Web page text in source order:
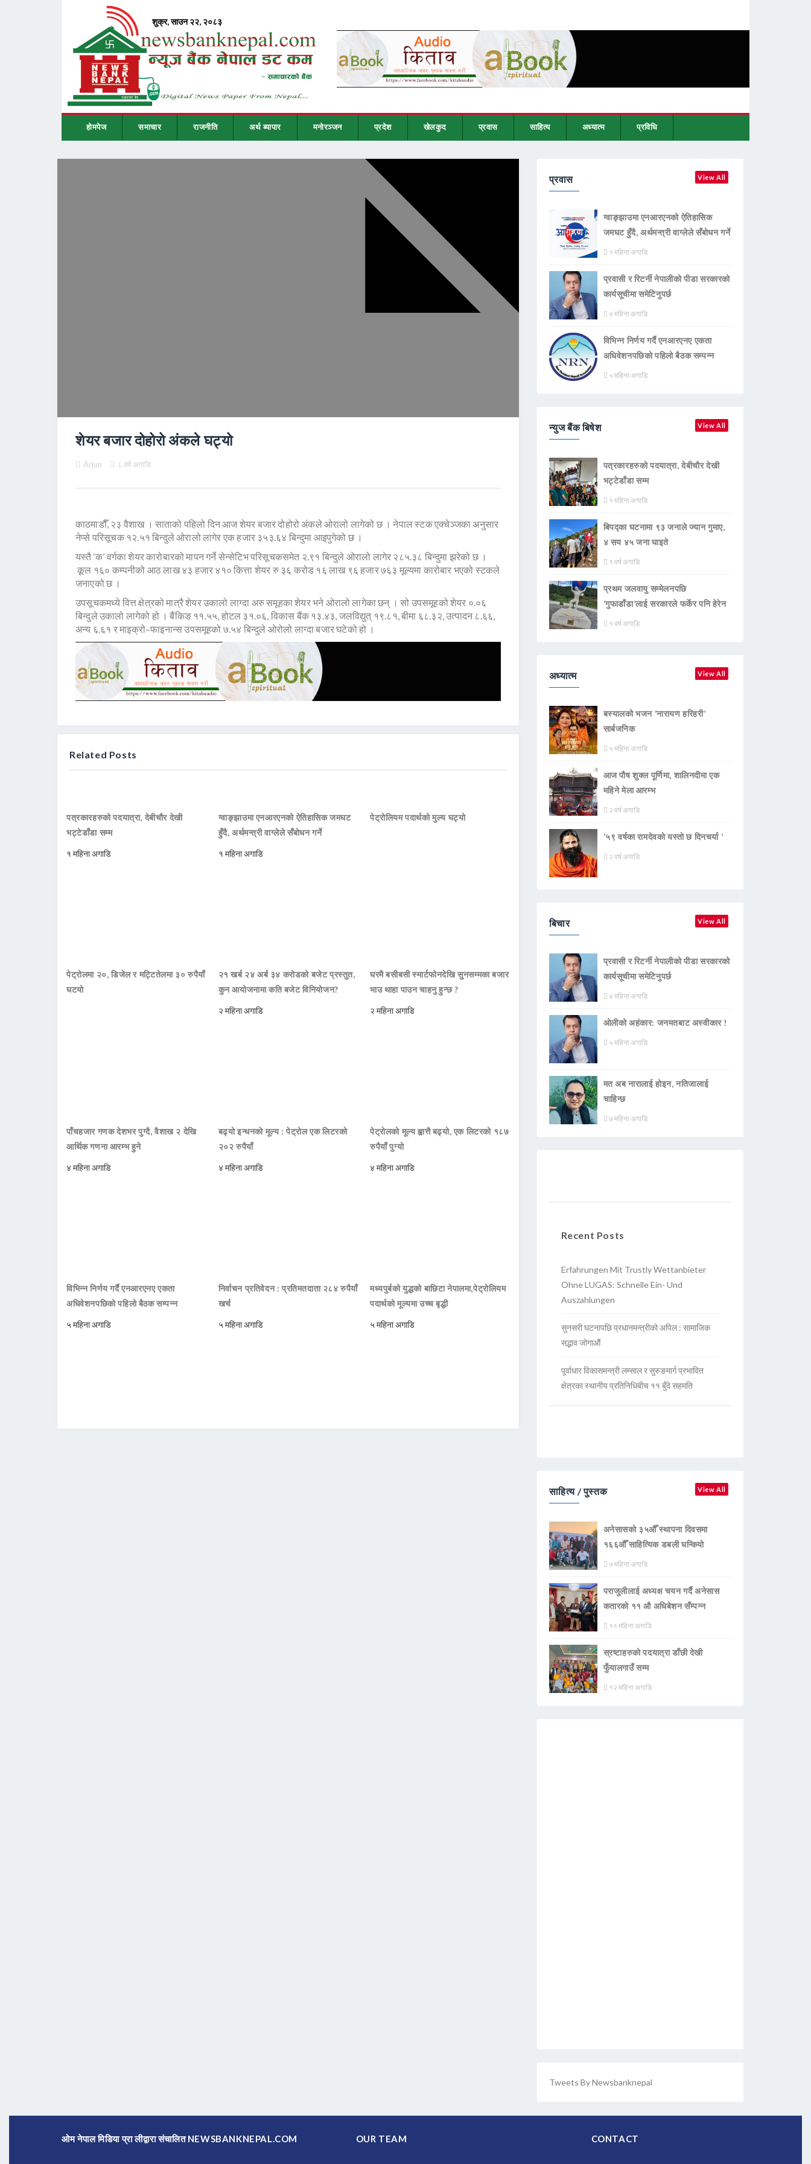
होमपेज समाचार राजनीति अर्थ ब्यापार मनोरञ्जन प्रदेश खेलकुद प्रवास साहित्य अध्यात्म प्रविधि
शेयर बजार दोहोरो अंकले घट्यो
Arjun ८ वर्ष अगाडि
काठमाडौँ, २३ वैशाख । साताको पहिलो दिन आज शेयर बजार दोहोरो अंकले ओरालो लागेको छ । नेपाल स्टक एक्चेञ्जका अनुसार
नेप्से परिसूचक १२.५१ बिन्दुले ओरालो लागेर एक हजार ३५३.६४ बिन्दुमा आइपुगेको छ ।
यस्तै ‘क’ वर्गका शेयर कारोबारको मापन गर्ने सेन्सेटिभ परिसूचकसमेत २.९१ बिन्दुले ओरालो लागेर २८५.३८ बिन्दुमा झरेको छ ।
कूल १६० कम्पनीको आठ लाख ४३ हजार ४१० कित्ता शेयर रु ३६ करोड १६ लाख ९६ हजार ७६३ मूल्यमा कारोबार भएको स्टकले
जनाएको छ ।
उपसूचकमध्ये वित्त क्षेत्रको मात्रै शेयर उकालो लाग्दा अरु समूहका शेयर भने ओरालो लागेका छन् । सो उपसमूहको शेयर ०.०६
बिन्दुले उकालो लागेको हो । बैंकिङ ११.५५, होटल ३१.०६, विकास बैंक १३.४३, जलविद्युत् १९.८१, बीमा ६८.३२, उत्पादन ८.६६,
अन्य ६.६१ र माइक्रो–फाइनान्स उपसमूहको ७.५४ बिन्दुले ओरोलो लाग्दा बजार घटेको हो ।
Related Posts
पत्रकारहरुको पदयात्रा, देबीचौर देखी
भट्टेडाँडा सम्म
१ महिना अगाडि
ग्वाङ्झाउमा एनआरएनको ऐतिहासिक जमघट
हुँदै, अर्थमन्त्री वाग्लेले सँबोधन गर्ने
१ महिना अगाडि
पेट्रोलियम पदार्थको मुल्य घट्यो
पेट्रोलमा २०, डिजेल र मट्टितेलमा ३० रुपैयाँ
घटयो
२१ खर्ब २४ अर्ब ३४ करोडको बजेट प्रस्तुत,
कुन आयोजनामा कति बजेट विनियोजन?
२ महिना अगाडि
घरमै बसीबसी स्मार्टफोनदेखि सुनसम्मका बजार
भाउ थाहा पाउन चाहनु हुन्छ ?
२ महिना अगाडि
पाँचहजार गणक देशभर पुग्दै, वैशाख २ देखि
आर्थिक गणना आरम्भ हुने
४ महिना अगाडि
बढ्यो इन्धनको मूल्य : पेट्रोल एक लिटरको
२०२ रुपैयाँ
४ महिना अगाडि
पेट्रोलको मूल्य ह्वात्तै बढ्यो, एक लिटरको १८७
रुपैयाँ पुग्यो
४ महिना अगाडि
विभिन्न निर्णय गर्दै एनआरएनए एकता
अधिवेशनपछिको पहिलो बैठक सम्पन्न
५ महिना अगाडि
निर्वाचन प्रतिवेदन : प्रतिमतदाता २८४ रुपैयाँ
खर्च
५ महिना अगाडि
मध्यपुर्बको युद्धको बाछिटा नेपालमा,पेट्रोलियम
पदार्थको मूल्यमा उच्च बृद्धी
५ महिना अगाडि
प्रवास View All
ग्वाङ्झाउमा एनआरएनको ऐतिहासिक
जमघट हुँदै, अर्थमन्त्री वाग्लेले सँबोधन गर्ने
१ महिना अगाडि
प्रवासी र रिटर्नी नेपालीको पीडा सरकारको
कार्यसूचीमा समेटिनुपर्छ
४ महिना अगाडि
विभिन्न निर्णय गर्दै एनआरएनए एकता
अधिवेशनपछिको पहिलो बैठक सम्पन्न
५ महिना अगाडि
न्युज बैंक बिषेश View All
पत्रकारहरुको पदयात्रा, देबीचौर देखी
भट्टेडाँडा सम्म
१ महिना अगाडि
बिपद्का घटनामा ९३ जनाले ज्यान गुमाए,
४ सय ४५ जना घाइते
१ वर्ष अगाडि
प्रथम जलवायु सम्मेलनपछि
‘गुफाडाँडा’लाई सरकारले फर्केर पनि हेरेन
१ वर्ष अगाडि
अध्यात्म View All
बस्यालको भजन ‘नारायण हरिहरी’
सार्बजनिक
५ महिना अगाडि
आज पौष शुक्ल पूर्णिमा, शालिनदीमा एक
महिने मेला आरम्भ
२ वर्ष अगाडि
‘५९ वर्षका रामदेवकाे यस्ताे छ दिनचर्या ’
२ वर्ष अगाडि
बिचार View All
प्रवासी र रिटर्नी नेपालीको पीडा सरकारको
कार्यसूचीमा समेटिनुपर्छ
४ महिना अगाडि
ओलीको अहंकार: जनमतबाट अस्वीकार !
५ महिना अगाडि
मत अब नारालाई होइन, नतिजालाई
चाहिन्छ
७ महिना अगाडि
Recent Posts
Erfahrungen Mit Trustly Wettanbieter
Ohne LUGAS: Schnelle Ein- Und
Auszahlungen
सुनसरी घटनापछि प्रधानमन्त्रीको अपिल : सामाजिक
सद्भाव जोगाऔं
पूर्वाधार विकासमन्त्री लम्साल र सुरुङमार्ग प्रभावित
क्षेत्रका स्थानीय प्रतिनिधिबीच ११ बुँदे सहमति
साहित्य / पुस्तक View All
अनेसासको ३५औँ स्थापना दिवसमा
१६६औँ साहित्यिक डबली घन्कियाे
७ महिना अगाडि
पराजुलीलाई अध्यक्ष चयन गर्दै अनेसास
कतारको ११ औ अधिबेशन सँम्पन्न
११ महिना अगाडि
स्रष्टाहरुको पदयात्रा डाँछी देखी
फुँयालगाउँ सम्म
१२ महिना अगाडि
Tweets By Newsbanknepal
ओम नेपाल मिडिया प्रा लीद्वारा संचालित NEWSBANKNEPAL.COM OUR TEAM CONTACT